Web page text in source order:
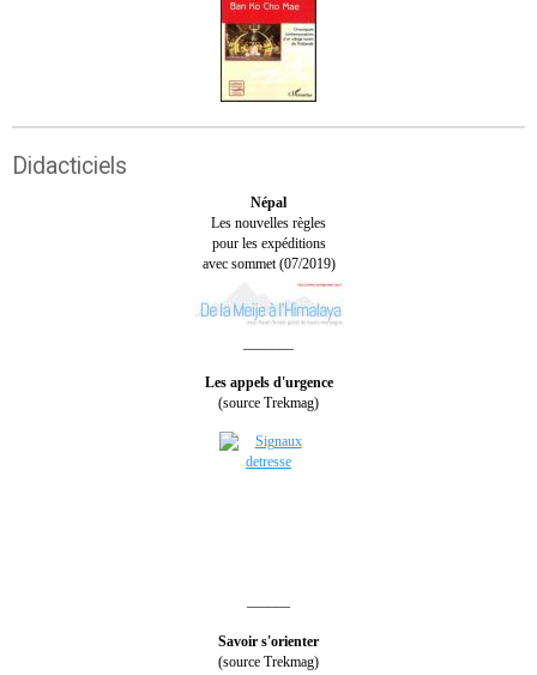
Didacticiels
Népal
Les nouvelles règles
pour les expéditions
avec sommet (07/2019)
Les appels d'urgence
(source Trekmag)
Savoir s'orienter
(source Trekmag)